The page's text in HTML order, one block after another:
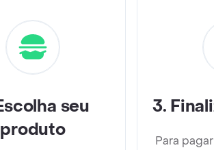
seu
produto
3.
Para